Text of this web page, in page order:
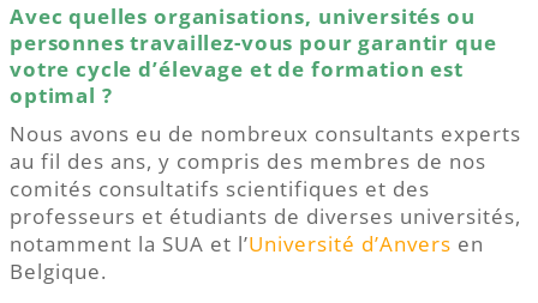
Avec quelles organisations, universités ou
personnes travaillez-vous pour garantir que
votre cycle d’élevage et de formation est
optimal ?
Nous avons eu de nombreux consultants experts
au fil des ans, y compris des membres de nos
comités consultatifs scientifiques et des
professeurs et étudiants de diverses universités,
notamment la SUA et l’Université d’Anvers en
Belgique.